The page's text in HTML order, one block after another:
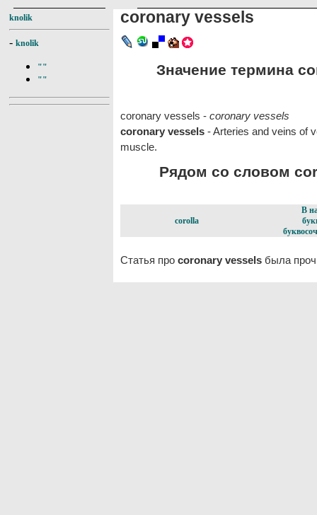
knolik
- knolik
""
""
coronary vessels
Значение термина
coronary vessels - coronary vessels
coronary vessels - Arteries and veins of
muscle.
Рядом со словом
corolla
В
Статья про coronary vessels была